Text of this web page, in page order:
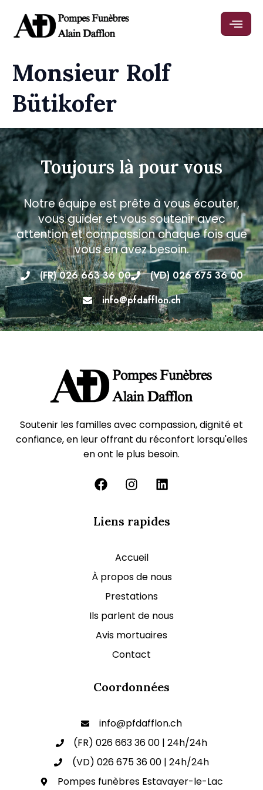
Monsieur Rolf
Bütikofer
Toujours là pour vous
Notre équipe est prête à vous écouter,
vous guider et vous soutenir avec
attention et compassion chaque fois que
vous en avez besoin.
(FR) 026 663 36 00
(VD) 026 675 36 00
info@pfdafflon.ch
Soutenir les familles avec compassion, dignité et
confiance, en leur offrant du réconfort lorsqu'elles
en ont le plus besoin.
Liens rapides
Accueil
À propos de nous
Prestations
Ils parlent de nous
Avis mortuaires
Contact
Coordonnées
info@pfdafflon.ch
(FR) 026 663 36 00 | 24h/24h
(VD) 026 675 36 00 | 24h/24h
Pompes funèbres Estavayer-le-Lac